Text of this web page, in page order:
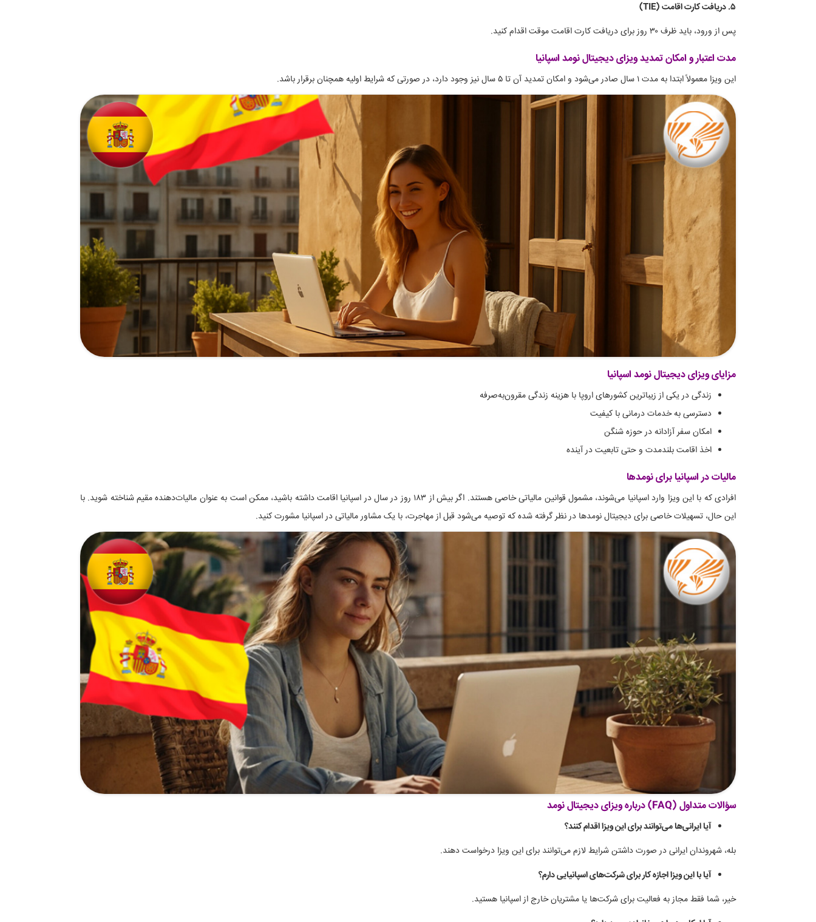
۵. دریافت کارت اقامت (TIE)
پس از ورود، باید ظرف ۳۰ روز برای دریافت کارت اقامت موقت اقدام کنید.
مدت اعتبار و امکان تمدید ویزای دیجیتال نومد اسپانیا
این ویزا معمولاً ابتدا به مدت ۱ سال صادر می‌شود و امکان تمدید آن تا ۵ سال نیز وجود دارد، در صورتی که شرایط اولیه همچنان برقرار باشد.
مزایای ویزای دیجیتال نومد اسپانیا
زندگی در یکی از زیباترین کشورهای اروپا با هزینه زندگی مقرون‌به‌صرفه
دسترسی به خدمات درمانی با کیفیت
امکان سفر آزادانه در حوزه شنگن
اخذ اقامت بلندمدت و حتی تابعیت در آینده
مالیات در اسپانیا برای نومدها
افرادی که با این ویزا وارد اسپانیا می‌شوند، مشمول قوانین مالیاتی خاصی هستند. اگر بیش از ۱۸۳ روز در سال در اسپانیا اقامت داشته باشید، ممکن است به عنوان مالیات‌دهنده مقیم شناخته شوید. با
این حال، تسهیلات خاصی برای دیجیتال نومدها در نظر گرفته شده که توصیه می‌شود قبل از مهاجرت، با یک مشاور مالیاتی در اسپانیا مشورت کنید.
سؤالات متداول (FAQ) درباره ویزای دیجیتال نومد
آیا ایرانی‌ها می‌توانند برای این ویزا اقدام کنند؟
بله، شهروندان ایرانی در صورت داشتن شرایط لازم می‌توانند برای این ویزا درخواست دهند.
آیا با این ویزا اجازه کار برای شرکت‌های اسپانیایی دارم؟
خیر، شما فقط مجاز به فعالیت برای شرکت‌ها یا مشتریان خارج از اسپانیا هستید.